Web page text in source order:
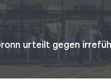
urteilt gegen